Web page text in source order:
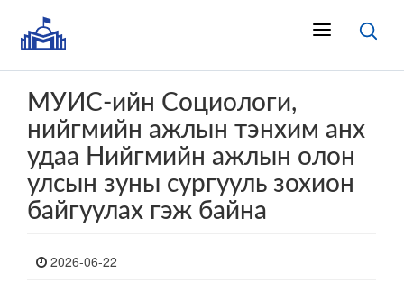
МУИС-ийн Социологи,
нийгмийн ажлын тэнхим анх
удаа Нийгмийн ажлын олон
улсын зуны сургууль зохион
байгуулах гэж байна
2026-06-22